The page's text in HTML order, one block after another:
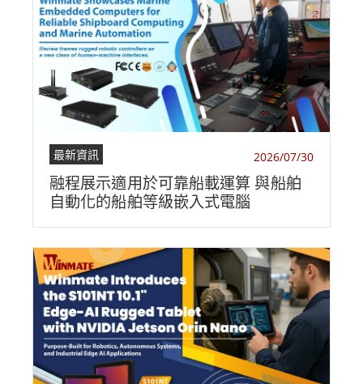
最新資訊 2026/07/30
融程展示適用於可靠船載運算 與船舶
自動化的船舶等級嵌入式電腦